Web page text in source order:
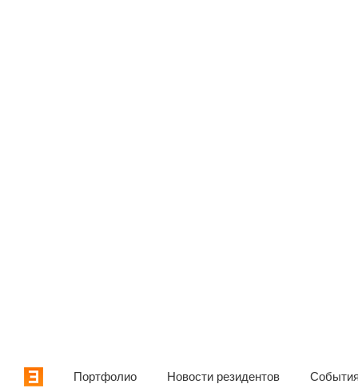
Портфолио Новости резидентов